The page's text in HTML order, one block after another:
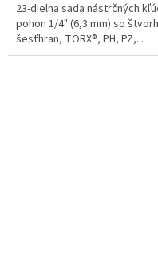
23-dielna sada nástrčných
pohon 1/4" (6,3 mm) so
šesťhran, TORX®, PH, PZ,...